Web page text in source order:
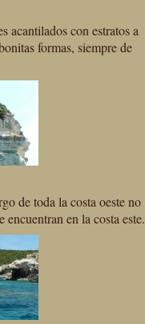
acantilados con estratos a
formas, siempre de
de toda la costa oeste no
en la costa este.